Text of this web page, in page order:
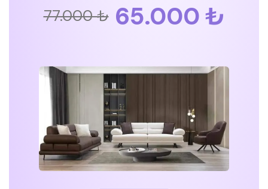
77.000 ₺ 65.000 ₺